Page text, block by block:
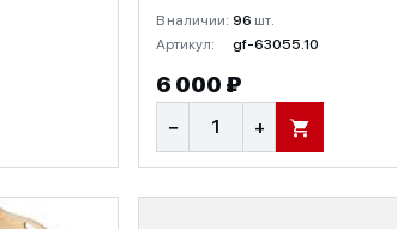
В наличии: 96 шт.
Артикул:
gf-63055.10
6 000 ₽
− + В КОРЗИНУ